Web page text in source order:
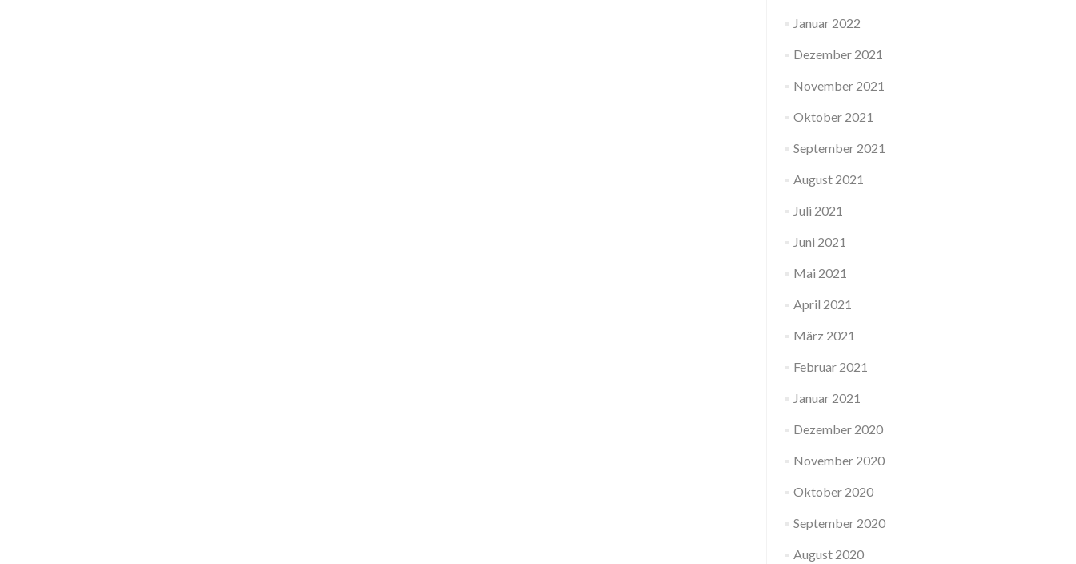
Januar 2022
Dezember 2021
November 2021
Oktober 2021
September 2021
August 2021
Juli 2021
Juni 2021
Mai 2021
April 2021
März 2021
Februar 2021
Januar 2021
Dezember 2020
November 2020
Oktober 2020
September 2020
August 2020